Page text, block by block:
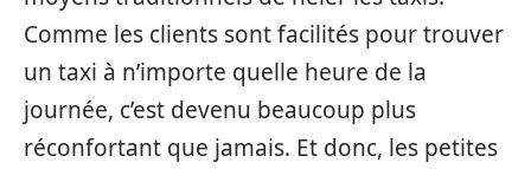
Comme les clients sont facilités pour trouver
un taxi à n’importe quelle heure de la
journée, c’est devenu beaucoup plus
réconfortant que jamais. Et donc, les petites